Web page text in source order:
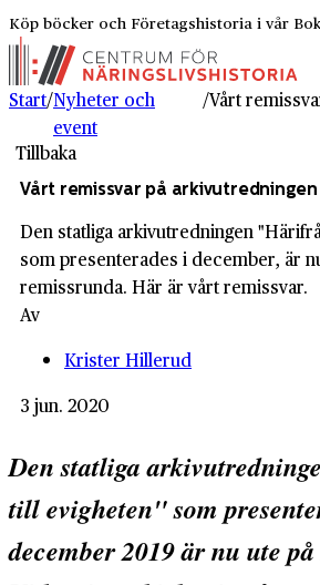
Köp böcker och Företagshistoria i vår
Start/Nyheter och
event
/
Tillbaka
Vårt remissvar på arkivutredningen
Den statliga arkivutredningen
som presenterades i december, är
remissrunda. Här är vårt remissvar.
Av
Krister Hillerud
3 jun. 2020
Den statliga
till evigheten" som
december 2019 är nu ute